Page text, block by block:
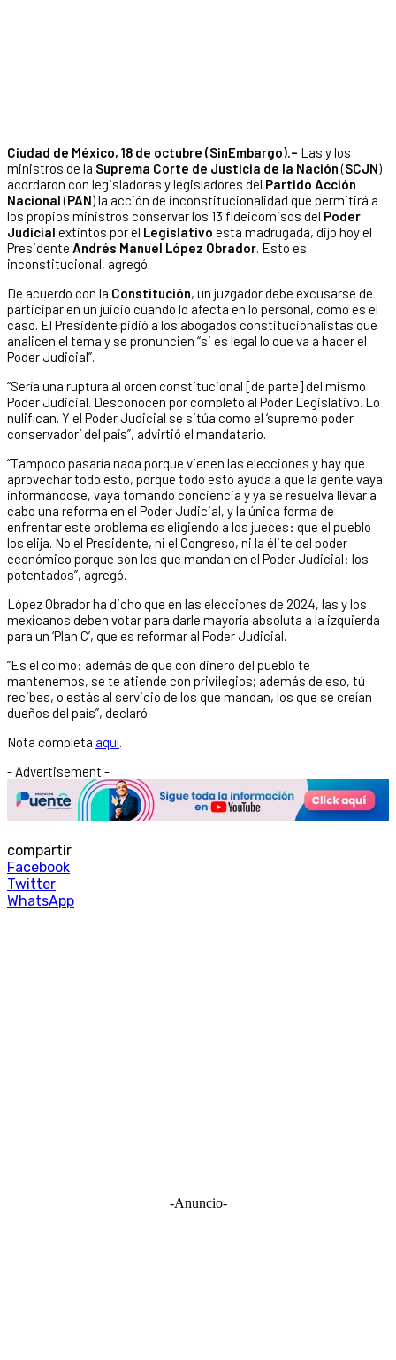
Ciudad de México, 18 de octubre (SinEmbargo).– Las y los
ministros de la Suprema Corte de Justicia de la Nación(SCJN)
acordaron con legisladoras y legisladores del Partido Acción
Nacional(PAN) la acción de inconstitucionalidad que permitirá a
los propios ministros conservar los 13 fideicomisos del Poder
Judicial extintos por el Legislativo esta madrugada, dijo hoy el
Presidente Andrés Manuel López Obrador. Esto es
inconstitucional, agregó.
De acuerdo con la Constitución, un juzgador debe excusarse de
participar en un juicio cuando lo afecta en lo personal, como es el
caso. El Presidente pidió a los abogados constitucionalistas que
analicen el tema y se pronuncien “si es legal lo que va a hacer el
Poder Judicial”.
“Sería una ruptura al orden constitucional [de parte] del mismo
Poder Judicial. Desconocen por completo al Poder Legislativo. Lo
nulifican. Y el Poder Judicial se sitúa como el ‘supremo poder
conservador’ del país”, advirtió el mandatario.
“Tampoco pasaría nada porque vienen las elecciones y hay que
aprovechar todo esto, porque todo esto ayuda a que la gente vaya
informándose, vaya tomando conciencia y ya se resuelva llevar a
cabo una reforma en el Poder Judicial, y la única forma de
enfrentar este problema es eligiendo a los jueces: que el pueblo
los elija. No el Presidente, ni el Congreso, ni la élite del poder
económico porque son los que mandan en el Poder Judicial: los
potentados”, agregó.
López Obrador ha dicho que en las elecciones de 2024, las y los
mexicanos deben votar para darle mayoría absoluta a la izquierda
para un ‘Plan C’, que es reformar al Poder Judicial.
“Es el colmo: además de que con dinero del pueblo te
mantenemos, se te atiende con privilegios; además de eso, tú
recibes, o estás al servicio de los que mandan, los que se creían
dueños del país”, declaró.
Nota completa aquí.
- Advertisement -
compartir
Facebook
Twitter
WhatsApp
-Anuncio-